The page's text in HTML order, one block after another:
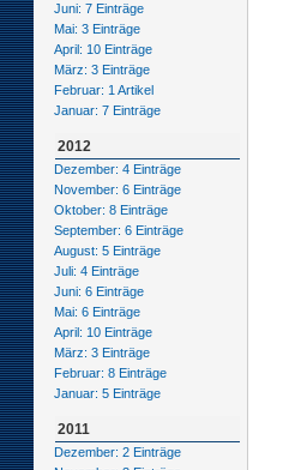
Juni: 7 Einträge
Mai: 3 Einträge
April: 10 Einträge
März: 3 Einträge
Februar: 1 Artikel
Januar: 7 Einträge
2012
Dezember: 4 Einträge
November: 6 Einträge
Oktober: 8 Einträge
September: 6 Einträge
August: 5 Einträge
Juli: 4 Einträge
Juni: 6 Einträge
Mai: 6 Einträge
April: 10 Einträge
März: 3 Einträge
Februar: 8 Einträge
Januar: 5 Einträge
2011
Dezember: 2 Einträge